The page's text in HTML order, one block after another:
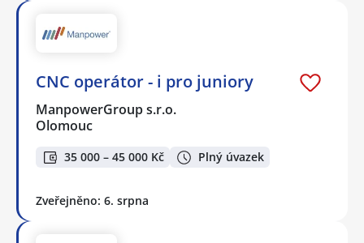
CNC operátor - i pro juniory
ManpowerGroup s.r.o.
Olomouc
35 000 – 45 000 Kč Plný úvazek
Zveřejněno: 6. srpna